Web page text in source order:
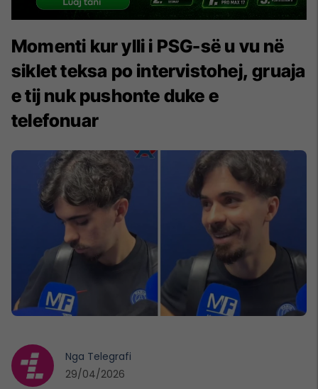
Momenti kur ylli i PSG-së u vu në
siklet teksa po intervistohej, gruaja
e tij nuk pushonte duke e
telefonuar
Nga Telegrafi
29/04/2026